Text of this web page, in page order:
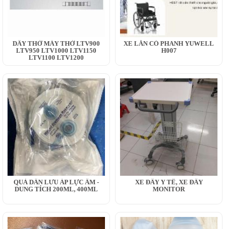
DÂY THỞ MÁY THỞ LTV900
LTV950 LTV1000 LTV1150
LTV1100 LTV1200
XE LĂN CÓ PHANH YUWELL
H007
QUẢ DẪN LƯU ÁP LỰC ÂM -
DUNG TÍCH 200ML, 400ML
XE ĐẨY Y TẾ, XE ĐẨY
MONITOR